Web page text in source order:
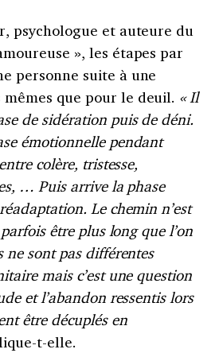
psychologue et auteure du
», les étapes par
personne suite à une
que pour le deuil. « Il
de sidération puis de déni.
émotionnelle pendant
colère, tristesse,
… Puis arrive la phase
Le chemin n’est
être plus long que l’on
ne sont pas différentes
mais c’est une question
et l’abandon ressentis lors
être décuplés en
t-elle.